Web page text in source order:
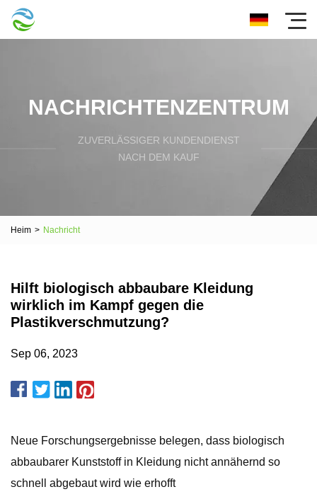
NACHRICHTENZENTRUM
ZUVERLÄSSIGER KUNDENDIENST
NACH DEM KAUF
Heim > Nachricht
Hilft biologisch abbaubare Kleidung
wirklich im Kampf gegen die
Plastikverschmutzung?
Sep 06, 2023
Neue Forschungsergebnisse belegen, dass biologisch
abbaubarer Kunststoff in Kleidung nicht annähernd so
schnell abgebaut wird wie erhofft